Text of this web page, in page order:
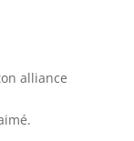
alliance